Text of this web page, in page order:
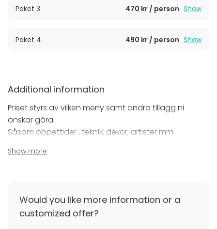
Paket 3 470 kr / person Show
Paket 4 490 kr / person Show
Additional information
Priset styrs av vilken meny samt andra tillägg ni
önskar göra.
Såsom öppettider , teknik, dekor, artister mm
Additional information about cancellation
festlokalsbeställningar för festlokalen en trappa ner.
Show more
Would you like more information or a
customized offer?